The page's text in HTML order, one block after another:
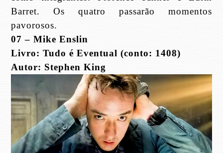
Barret. Os quatro passarão momentos
pavorosos.
07 – Mike Enslin
Livro: Tudo é Eventual (conto: 1408)
Autor: Stephen King